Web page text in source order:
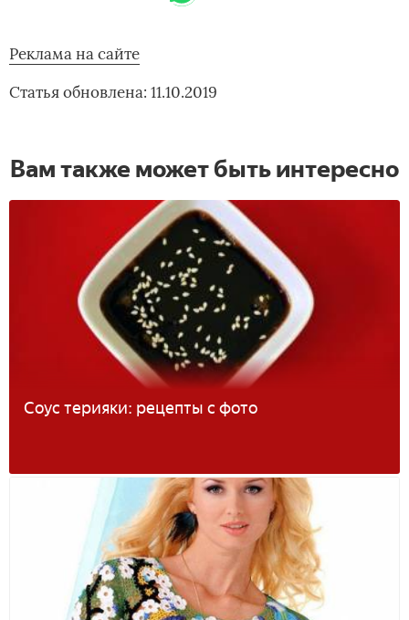
Реклама на сайте
Статья обновлена: 11.10.2019
Вам также может быть интересно
Соус терияки: рецепты с фото